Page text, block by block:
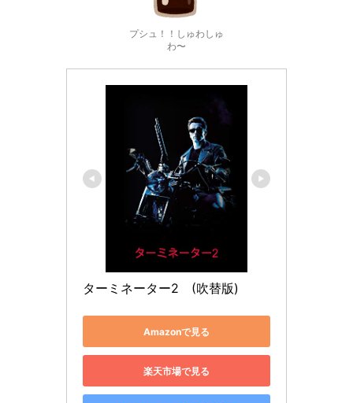
プシュ！！しゅわしゅ
わ〜
ターミネーター2　(吹替版)
Amazonで見る
楽天市場で見る